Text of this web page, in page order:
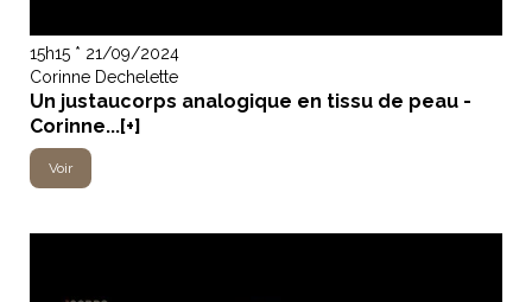
15h15 * 21/09/2024
Corinne Dechelette
Un justaucorps analogique en tissu de peau -
Corinne...[+]
Voir